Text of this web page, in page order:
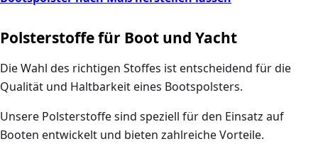
Polsterstoffe für Boot und Yacht
Die Wahl des richtigen Stoffes ist entscheidend für die
Qualität und Haltbarkeit eines Bootspolsters.
Unsere Polsterstoffe sind speziell für den Einsatz auf
Booten entwickelt und bieten zahlreiche Vorteile.